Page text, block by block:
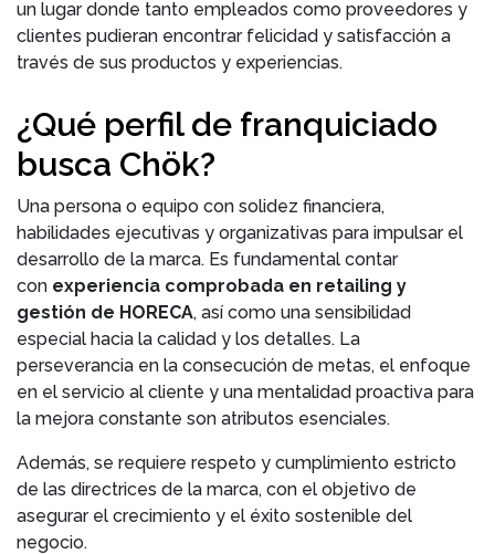
un lugar donde tanto empleados como proveedores y
clientes pudieran encontrar felicidad y satisfacción a
través de sus productos y experiencias.
¿Qué perfil de franquiciado
busca Chök?
Una persona o equipo con solidez financiera,
habilidades ejecutivas y organizativas para impulsar el
desarrollo de la marca. Es fundamental contar
con experiencia comprobada en retailing y
gestión de HORECA, así como una sensibilidad
especial hacia la calidad y los detalles. La
perseverancia en la consecución de metas, el enfoque
en el servicio al cliente y una mentalidad proactiva para
la mejora constante son atributos esenciales.
Además, se requiere respeto y cumplimiento estricto
de las directrices de la marca, con el objetivo de
asegurar el crecimiento y el éxito sostenible del
negocio.